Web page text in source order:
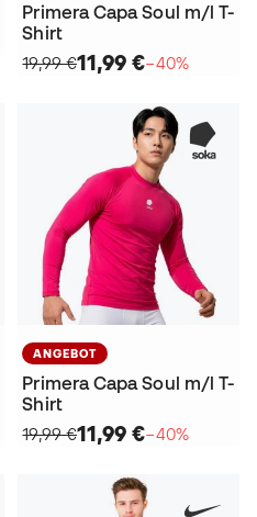
Primera Capa Soul m/l T-
Shirt
19,99 €11,99 €−40%
ANGEBOT
Primera Capa Soul m/l T-
Shirt
19,99 €11,99 €−40%